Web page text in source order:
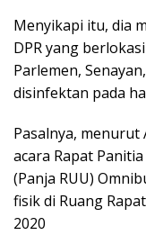
Menyikapi itu, dia
DPR yang
Parlemen,
disinfektan pada
Pasalnya, menurut
acara Rapat
(Panja RUU)
fisik di Ruang
2020